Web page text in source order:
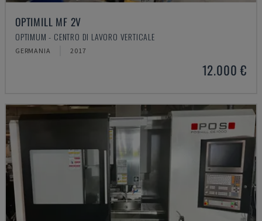
OPTIMILL MF 2V
OPTIMUM - CENTRO DI LAVORO VERTICALE
GERMANIA 2017
12.000 €